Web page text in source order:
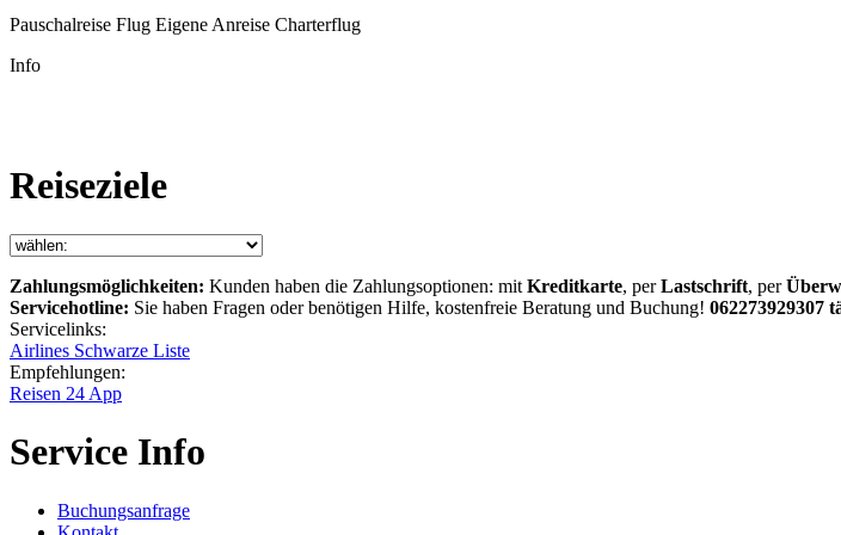
Pauschalreise Flug Eigene Anreise Charterflug
Info
Reiseziele
Zahlungsmöglichkeiten: Kunden haben die Zahlungsoptionen: mit Kreditkarte, perLastschrift, per
Servicehotline: Sie haben Fragen oder benötigen Hilfe, kostenfreie Beratung und Buchung! 062273929307
Servicelinks:
Airlines Schwarze Liste
Empfehlungen:
Reisen 24 App
Service Info
Buchungsanfrage